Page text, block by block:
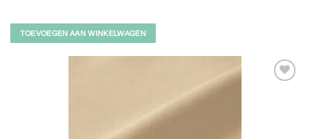
TOEVOEGEN AAN WINKELWAGEN